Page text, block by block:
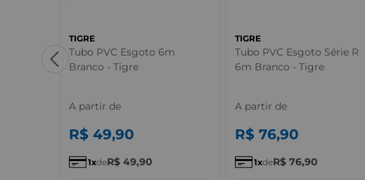
TIGRE
Tubo PVC Esgoto 6m
Branco - Tigre
A partir de
R$ 49,90
1 deR$ 49,90
TIGRE
Tubo PVC Esgoto Série R
6m Branco - Tigre
A partir de
R$ 76,90
1 deR$ 76,90